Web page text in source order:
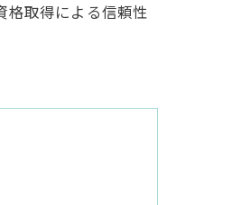
格取得による信頼性